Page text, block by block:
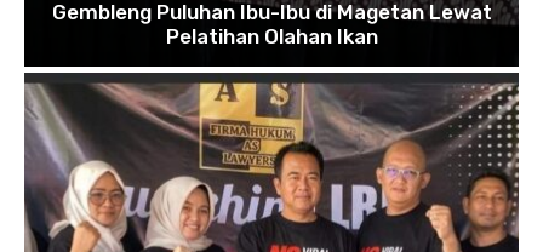
Gembleng Puluhan Ibu-Ibu di Magetan Lewat
Pelatihan Olahan Ikan